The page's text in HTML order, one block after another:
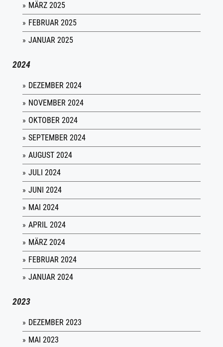
MÄRZ 2025
FEBRUAR 2025
JANUAR 2025
2024
DEZEMBER 2024
NOVEMBER 2024
OKTOBER 2024
SEPTEMBER 2024
AUGUST 2024
JULI 2024
JUNI 2024
MAI 2024
APRIL 2024
MÄRZ 2024
FEBRUAR 2024
JANUAR 2024
2023
DEZEMBER 2023
MAI 2023